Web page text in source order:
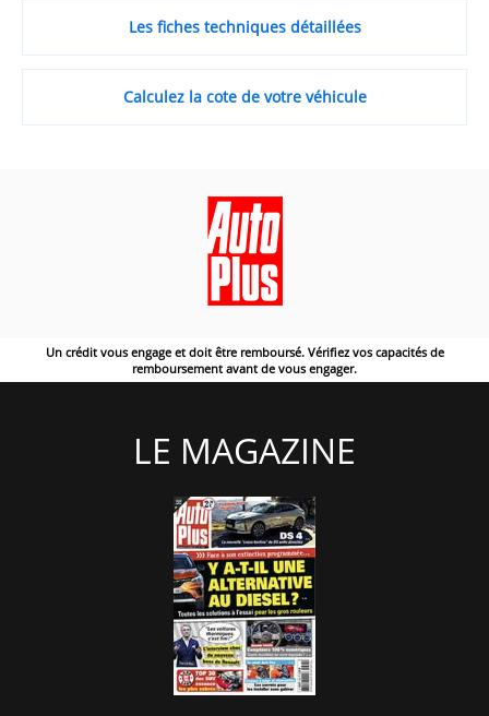
Les fiches techniques détaillées
Calculez la cote de votre véhicule
Un crédit vous engage et doit être remboursé. Vérifiez vos capacités de
remboursement avant de vous engager.
LE MAGAZINE